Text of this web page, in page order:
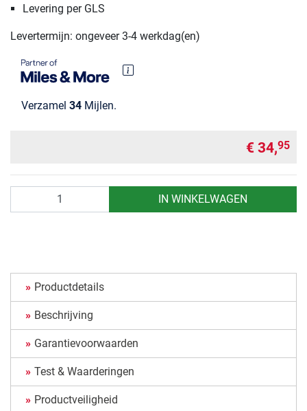
Levering per GLS
Levertermijn: ongeveer 3-4 werkdag(en)
Verzamel 34 Mijlen.
€ 34,95
IN WINKELWAGEN
Productdetails
Beschrijving
Garantievoorwaarden
Test & Waarderingen
Productveiligheid